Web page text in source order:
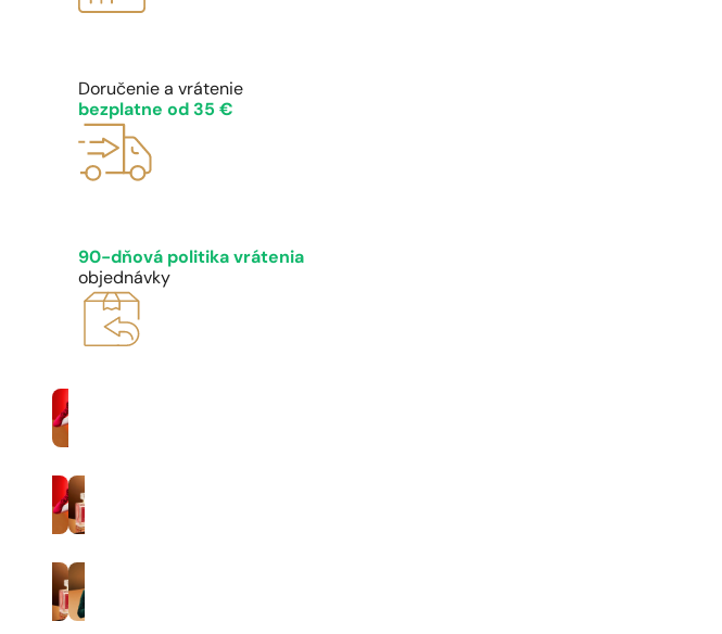
Doručenie a vrátenie
bezplatne od 35 €
90-dňová politika vrátenia
objednávky
Ženy
35% koncentrácia vône